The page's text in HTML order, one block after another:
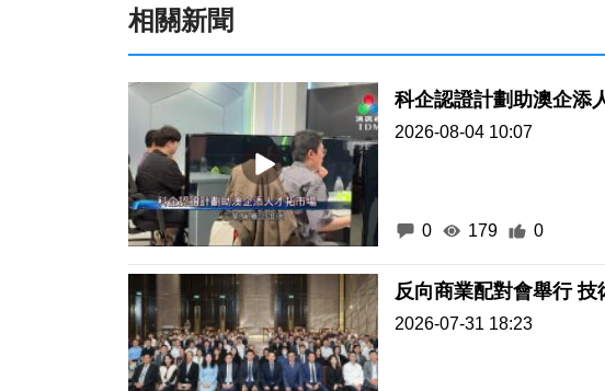
相關新聞
科企認證計劃助澳企添
2026-08-04 10:07
0 179 0
反向
2026-07-31 18:23